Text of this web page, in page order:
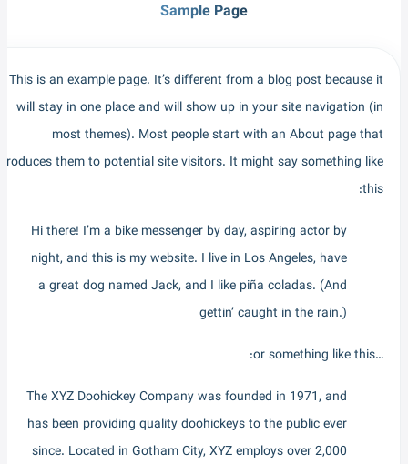
Sample Page
This is an example page. It’s different from a blog post because it
will stay in one place and will show up in your site navigation (in
most themes). Most people start with an About page that
them to potential site visitors. It might say something like
this:
Hi there! I’m a bike messenger by day, aspiring actor by
night, and this is my website. I live in Los Angeles, have
a great dog named Jack, and I like piña coladas. (And
gettin’ caught in the rain.)
…or something like this:
The XYZ Doohickey Company was founded in 1971, and
has been providing quality doohickeys to the public ever
since. Located in Gotham City, XYZ employs over 2,000